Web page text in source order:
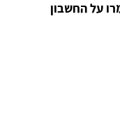
על החשבון